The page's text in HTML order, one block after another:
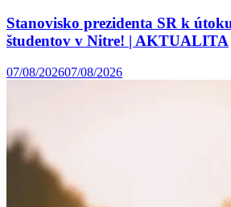
Stanovisko prezidenta SR k
študentov v Nitre! | AKTUALITA
07/08/202607/08/2026